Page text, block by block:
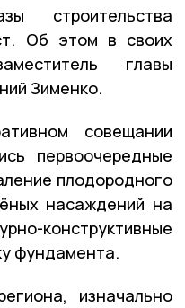
строительства
Об этом в своих
главы
Зименко.
совещании
первоочередные
плодородного
насаждений на
конструктивные
фундамента.
изначально